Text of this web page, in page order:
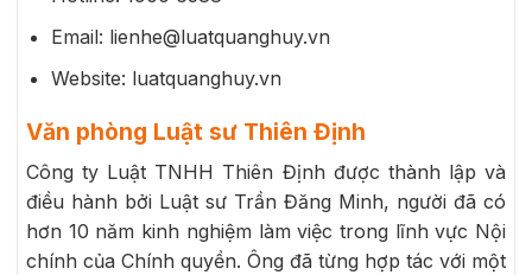
Email: lienhe@luatquanghuy.vn
Website: luatquanghuy.vn
Văn phòng Luật sư Thiên Định
Công ty Luật TNHH Thiên Định được thành lập và
điều hành bởi Luật sư Trần Đăng Minh, người đã có
hơn 10 năm kinh nghiệm làm việc trong lĩnh vực Nội
chính của Chính quyền. Ông đã từng hợp tác với một